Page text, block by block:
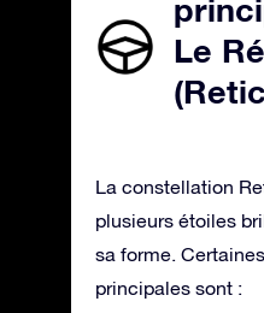
Le
La constellation
plusieurs étoiles
sa forme.
principales sont :